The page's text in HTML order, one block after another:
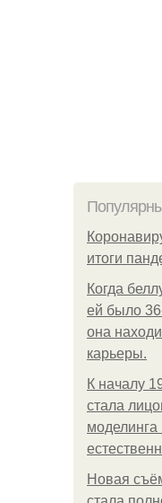
итоги
Когда
ей было
она
карьеры.
К началу
стала
Новая